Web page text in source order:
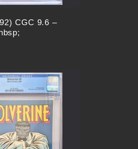
CGC 9.6 –